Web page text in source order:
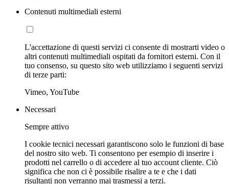
Contenuti multimediali esterni
L'accettazione di questi servizi ci consente di mostrarti video o
altri contenuti multimediali ospitati da fornitori esterni. Con il
tuo consenso, su questo sito web utilizziamo i seguenti servizi
di terze parti:
Vimeo, YouTube
Necessari
Sempre attivo
I cookie tecnici necessari garantiscono solo le funzioni di base
del nostro sito web. Ti consentono per esempio di inserire i
prodotti nel carrello o di accedere al tuo account cliente. Ciò
significa che non ci è possibile risalire a te e che i dati
risultanti non verranno mai trasmessi a terzi.